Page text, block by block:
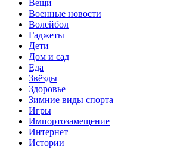
Вещи
Военные новости
Волейбол
Гаджеты
Дети
Дом и сад
Еда
Звёзды
Здоровье
Зимние виды спорта
Игры
Импортозамещение
Интернет
Истории